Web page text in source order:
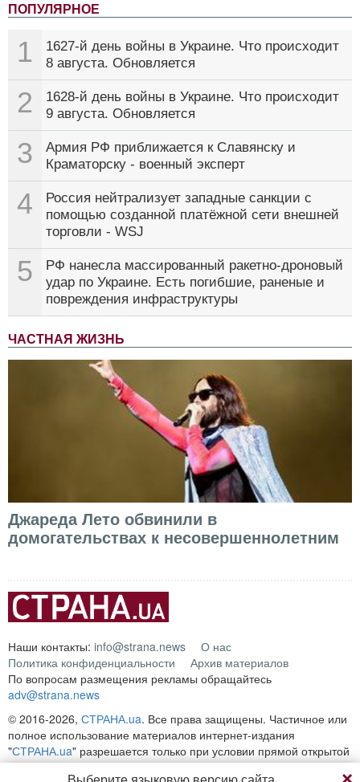
ПОПУЛЯРНОЕ
1
1627-й день войны в Украине. Что происходит
8 августа. Обновляется
2
1628-й день войны в Украине. Что происходит
9 августа. Обновляется
3
Армия РФ приближается к Славянску и
Краматорску - военный эксперт
4
Россия нейтрализует западные санкции с
помощью созданной платёжной сети внешней
торговли - WSJ
5
РФ нанесла массированный ракетно-дроновый
удар по Украине. Есть погибшие, раненые и
повреждения инфраструктуры
ЧАСТНАЯ ЖИЗНЬ
Джареда Лето обвинили в
домогательствах к несовершеннолетним
Наши контакты: info@strana.news
О нас
Политика конфиденциальности
Архив материалов
По вопросам размещения рекламы обращайтесь
adv@strana.news
© 2016-2026, СТРАНА.ua. Все права защищены. Частичное или
полное использование материалов интернет-издания
"СТРАНА.ua" разрешается только при условии прямой открытой
для поисковых систем гиперссылки на непосредственный адрес